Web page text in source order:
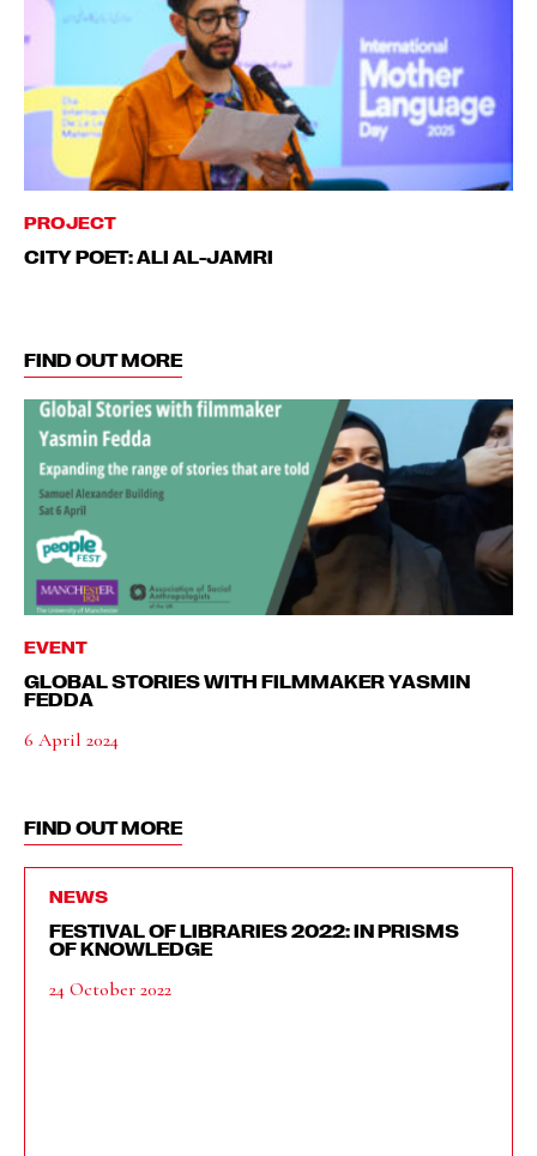
PROJECT
CITY POET: ALI AL-JAMRI
FIND OUT MORE
EVENT
GLOBAL STORIES WITH FILMMAKER YASMIN
FEDDA
6 April 2024
FIND OUT MORE
NEWS
FESTIVAL OF LIBRARIES 2022: IN PRISMS
OF KNOWLEDGE
24 October 2022